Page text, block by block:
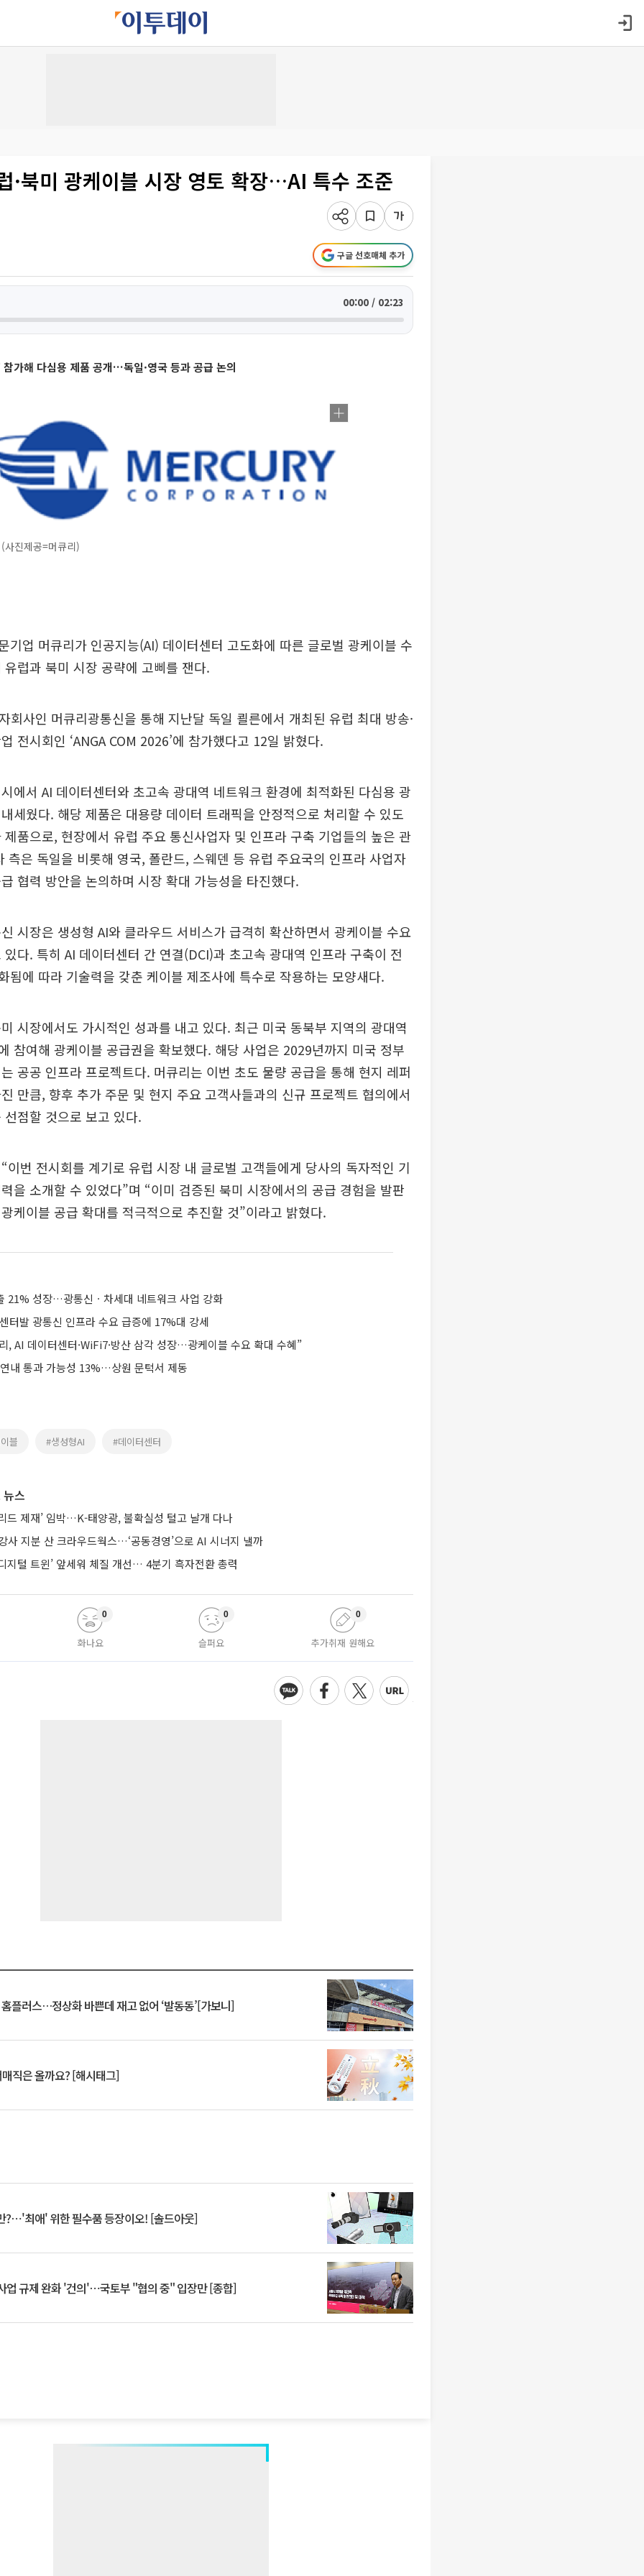
·북미 광케이블 시장 영토 확장…AI 특수 조준
구글 선호매체 추가
00:00 / 02:23
가해 다심용 제품 공개…독일·영국 등과 공급 논의
진제공=머큐리)
기업 머큐리가 인공지능(AI) 데이터센터 고도화에 따른 글로벌 광케이블 수
럽과 북미 시장 공략에 고삐를 잰다.
회사인 머큐리광통신을 통해 지난달 독일 쾰른에서 개최된 유럽 최대 방송·
전시회인 ‘ANGA COM 2026’에 참가했다고 12일 밝혔다.
에서 AI 데이터센터와 초고속 광대역 네트워크 환경에 최적화된 다심용 광
세웠다. 해당 제품은 대용량 데이터 트래픽을 안정적으로 처리할 수 있도
품으로, 현장에서 유럽 주요 통신사업자 및 인프라 구축 기업들의 높은 관
측은 독일을 비롯해 영국, 폴란드, 스웨덴 등 유럽 주요국의 인프라 사업자
협력 방안을 논의하며 시장 확대 가능성을 타진했다.
시장은 생성형 AI와 클라우드 서비스가 급격히 확산하면서 광케이블 수요
다. 특히 AI 데이터센터 간 연결(DCI)과 초고속 광대역 인프라 구축이 전
됨에 따라 기술력을 갖춘 케이블 제조사에 특수로 작용하는 모양새다.
시장에서도 가시적인 성과를 내고 있다. 최근 미국 동북부 지역의 광대역
참여해 광케이블 공급권을 확보했다. 해당 사업은 2029년까지 미국 정부
공공 인프라 프로젝트다. 머큐리는 이번 초도 물량 공급을 통해 현지 레퍼
만큼, 향후 추가 주문 및 현지 주요 고객사들과의 신규 프로젝트 협의에서
점할 것으로 보고 있다.
이번 전시회를 계기로 유럽 시장 내 글로벌 고객들에게 당사의 독자적인 기
을 소개할 수 있었다”며 “이미 검증된 북미 시장에서의 공급 경험을 발판
케이블 공급 확대를 적극적으로 추진할 것”이라고 밝혔다.
21% 성장…광통신ㆍ차세대 네트워크 사업 강화
터발 광통신 인프라 수요 급증에 17%대 강세
, AI 데이터센터·WiFi7·방산 삼각 성장…광케이블 수요 확대 수혜”
내 통과 가능성 13%…상원 문턱서 제동
블 #생성형AI #데이터센터
스
드 제재’ 임박…K-태양광, 불확실성 털고 날개 다나
사 지분 산 크라우드웍스…‘공동경영’으로 AI 시너지 낼까
지털 트윈’ 앞세워 체질 개선… 4분기 흑자전환 총력
화나요
0
슬퍼요
0
추가취재 원해요
0
플러스…정상화 바쁜데 재고 없어 ‘발동동’[가보니]
직은 올까요? [해시태그]
?⋯'최애' 위한 필수품 등장이오! [솔드아웃]
업 규제 완화 '건의'⋯국토부 "협의 중" 입장만 [종합]